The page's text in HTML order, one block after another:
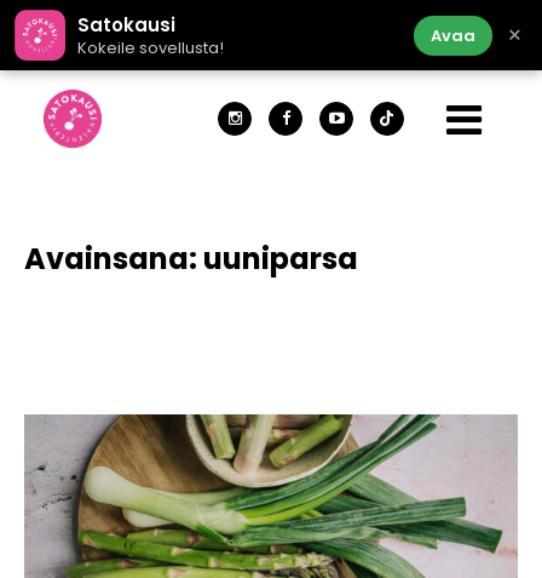
Satokausi
Kokeile sovellusta!
Avaa ×
Avainsana: uuniparsa